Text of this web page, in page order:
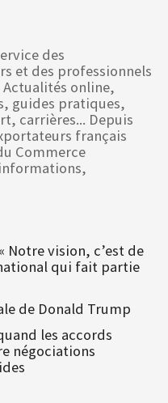
des
et des professionnels
online,
guides pratiques,
carrières... Depuis
français
Commerce
Notre vision, c’est de
qui fait partie
de Donald Trump
les accords
négociations